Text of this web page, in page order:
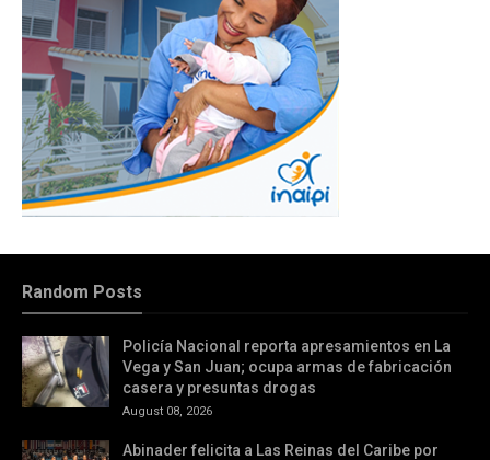
Random Posts
Policía Nacional reporta apresamientos en La
Vega y San Juan; ocupa armas de fabricación
casera y presuntas drogas
August 08, 2026
Abinader felicita a Las Reinas del Caribe por